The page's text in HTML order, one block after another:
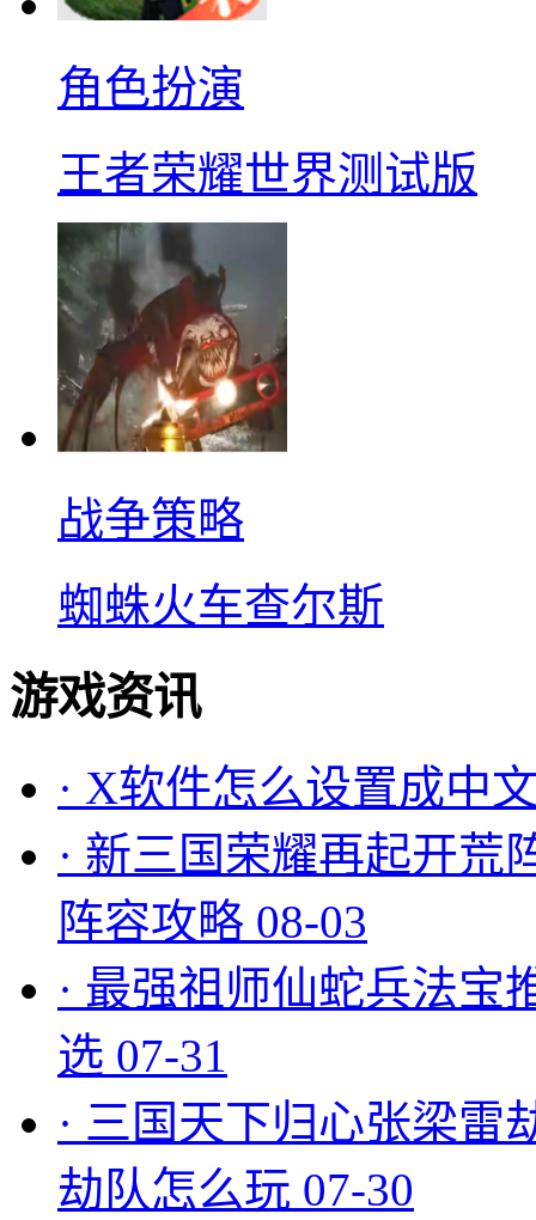
角色扮演
王者荣耀世界测试版
战争策略
蜘蛛火车查尔斯
游戏资讯
· X软件怎么设置成中
· 新三国荣耀再起开荒
阵容攻略 08-03
· 最强祖师仙蛇兵法宝
选 07-31
· 三国天下归心张梁雷
劫队怎么玩 07-30